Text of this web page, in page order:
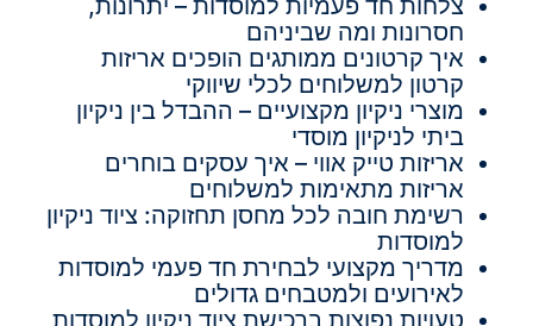
צלחות חד פעמיות למוסדות – יתרונות,
חסרונות ומה שביניהם
איך קרטונים ממותגים הופכים אריזות
קרטון למשלוחים לכלי שיווקי
מוצרי ניקיון מקצועיים – ההבדל בין ניקיון
ביתי לניקיון מוסדי
אריזות טייק אווי – איך עסקים בוחרים
אריזות מתאימות למשלוחים
רשימת חובה לכל מחסן תחזוקה: ציוד ניקיון
למוסדות
מדריך מקצועי לבחירת חד פעמי למוסדות
לאירועים ולמטבחים גדולים
טעויות נפוצות ברכישת ציוד ניקיון למוסדות